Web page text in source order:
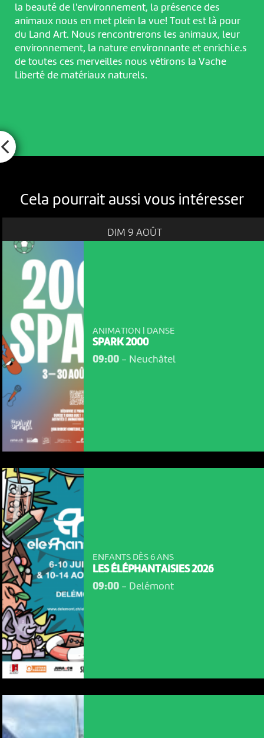
la beauté de l'environnement, la présence des
animaux nous en met plein la vue! Tout est là pour
du Land Art. Nous rencontrerons les animaux, leur
environnement, la nature environnante et enrichi.e.s
de toutes ces merveilles nous vêtirons la Vache
Liberté de matériaux naturels.
Cela pourrait aussi vous intéresser
DIM 9 AOÛT
ANIMATION | DANSE
SPARK 2000
09:00- Neuchâtel
ENFANTS DÈS 6 ANS
LES ÉLÉPHANTAISIES 2026
09:00- Delémont